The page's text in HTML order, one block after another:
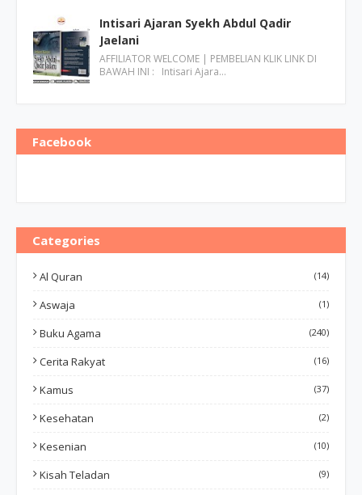
Intisari Ajaran Syekh Abdul Qadir
Jaelani
AFFILIATOR WELCOME | PEMBELIAN KLIK LINK DI
BAWAH INI : Intisari Ajara…
Facebook
Categories
Al Quran (14)
Aswaja (1)
Buku Agama (240)
Cerita Rakyat (16)
Kamus (37)
Kesehatan (2)
Kesenian (10)
Kisah Teladan (9)